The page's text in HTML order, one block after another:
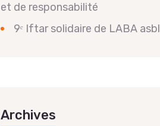
et de responsabilité
9ᵉ Iftar solidaire de LABA asbl
Archives